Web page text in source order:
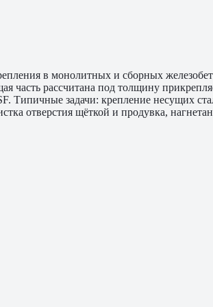
в монолитных и сборных
рассчитана под толщину
Типичные задачи: крепление несущих
отверстия щёткой и продувка,